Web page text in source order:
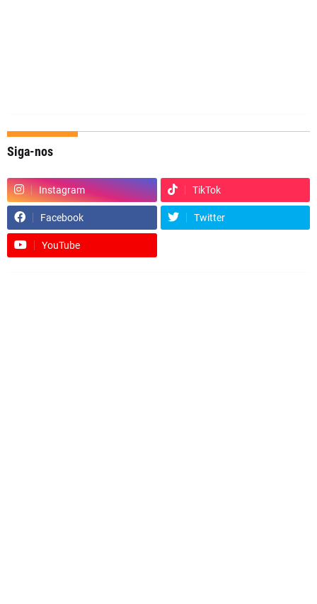
Siga-nos
Instagram TikTok
Facebook Twitter
YouTube